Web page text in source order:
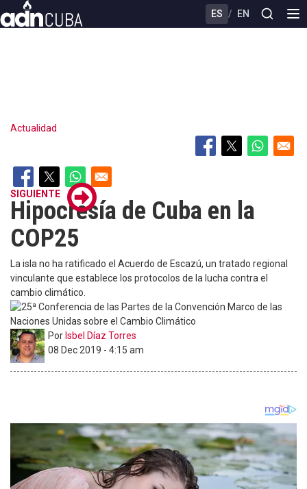
to
ES / EN
Actualidad
SIGUIENTE
Hipocresía de Cuba en la
COP25
La isla no ha ratificado el Acuerdo de Escazú, un tratado regional
vinculante que establece los protocolos de la lucha contra el
cambio climático.
Por Isbel Díaz Torres
08 Dec 2019 - 4:15 am